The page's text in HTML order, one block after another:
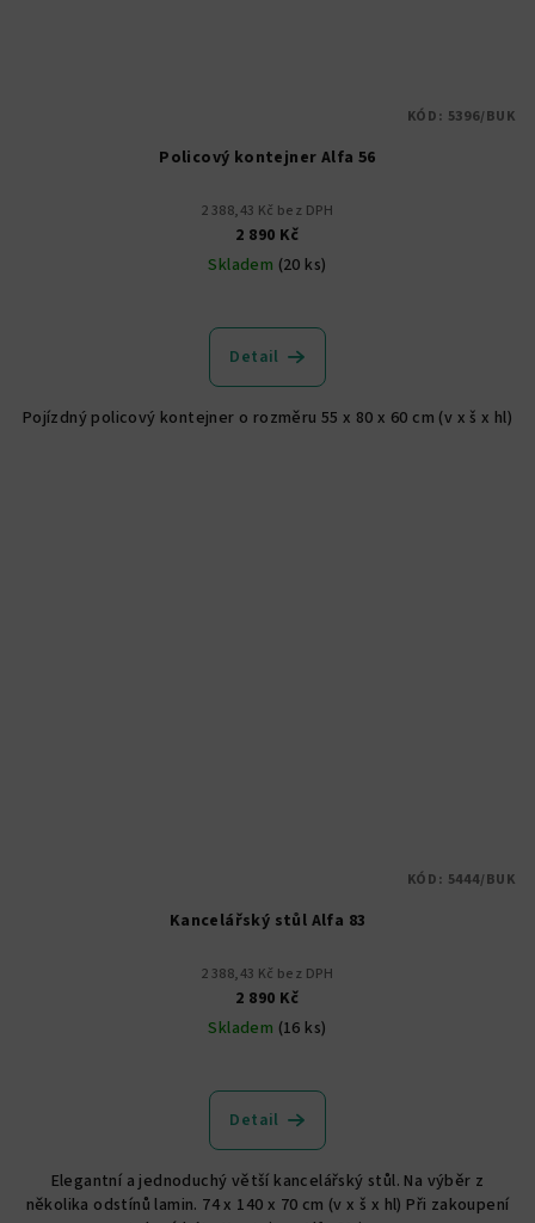
Policový kontejner Alfa 56
2 388,43 Kč bez DPH
2 890 Kč
Skladem (20 ks)
Detail
Pojízdný policový kontejner o rozměru 55 x 80 x 60 cm (v x š x hl)
KÓD: 5396/BUK
Kancelářský stůl Alfa 83
2 388,43 Kč bez DPH
2 890 Kč
Skladem (16 ks)
hodnocení
produktu
z
5
Detail
Elegantní a jednoduchý větší kancelářský stůl. Na výběr z
několika odstínů lamin. 74 x 140 x 70 cm (v x š x hl) Při zakoupení
KÓD: 5444/BUK